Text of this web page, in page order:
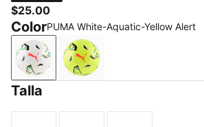
$25.00
ColorPUMA White-Aquatic-Yellow Alert
PUMA White-Aquatic-Yellow Alert
Fluo Yellow-Multicolor
Talla